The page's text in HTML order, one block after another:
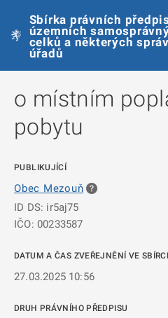
Sbírka právních
územních
celků a některých
úřadů
o místním
pobytu
PUBLIKUJÍCÍ
Obec Mezouň
ID DS: ir5aj75
IČO: 00233587
DATUM A ČAS ZVEŘEJNĚNÍ VE
27.03.2025 10:56
DRUH PRÁVNÍHO PŘEDPISU